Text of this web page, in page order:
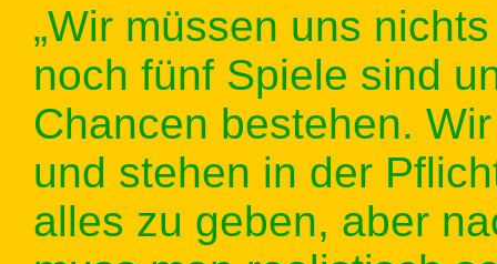
„Wir müssen uns
noch fünf Spiele sind
Chancen bestehen.
und stehen in der
alles zu geben, aber